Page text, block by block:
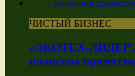
ЧИСТЫЙ БИЗНЕС
«ЭКОТЕХ-ЛИДЕР
полигона